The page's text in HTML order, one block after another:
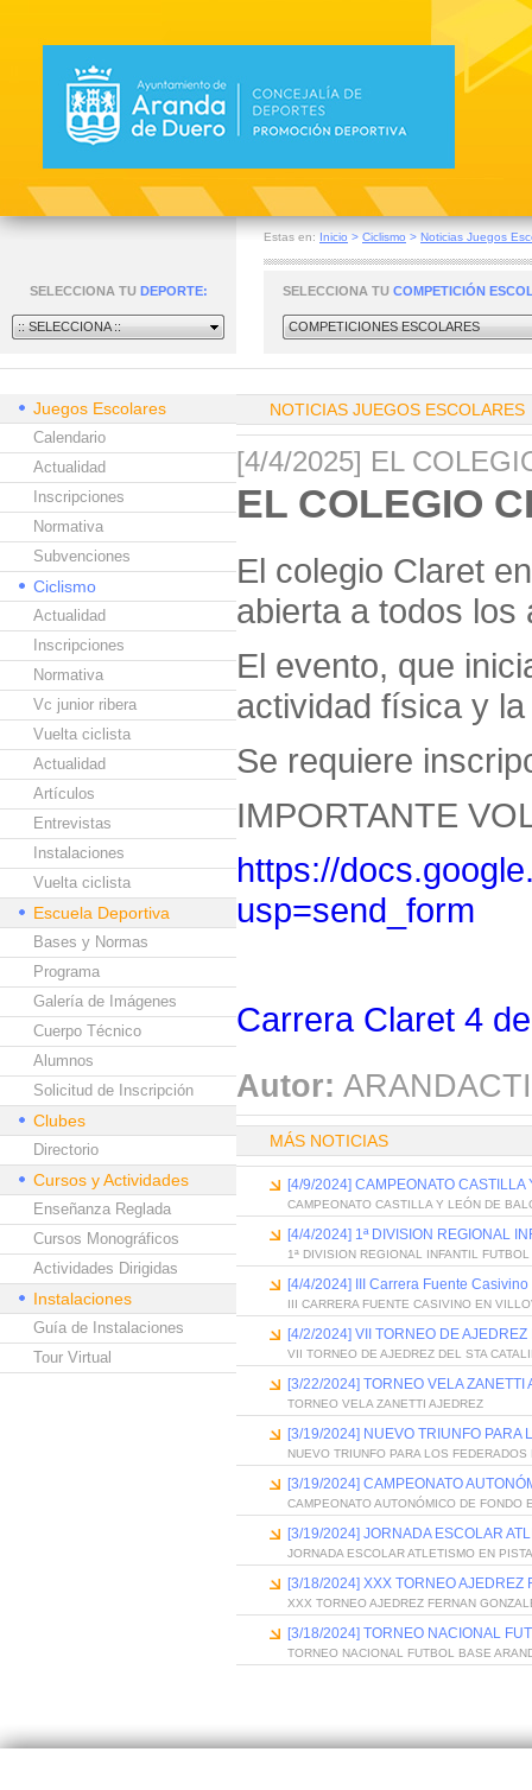
Estas en: Inicio > Ciclismo > Noticias Juegos
SELECCIONA TU DEPORTE:
:: SELECCIONA ::
SELECCIONA TU COMPETICIÓN
COMPETICIONES ESCOLARES
Juegos Escolares
Calendario
Actualidad
Inscripciones
Normativa
Subvenciones
Ciclismo
Actualidad
Inscripciones
Normativa
Vc junior ribera
Vuelta ciclista
Actualidad
Artículos
Entrevistas
Instalaciones
Vuelta ciclista
Escuela Deportiva
Bases y Normas
Programa
Galería de Imágenes
Cuerpo Técnico
Alumnos
Solicitud de Inscripción
Clubes
Directorio
Cursos y Actividades
Enseñanza Reglada
Cursos Monográficos
Actividades Dirigidas
Instalaciones
Guía de Instalaciones
Tour Virtual
NOTICIAS JUEGOS ESCOLARES
[4/4/2025] EL
EL COLEGIO
El colegio Claret
abierta a todos los
El evento, que
actividad física y
Se requiere
IMPORTANTE
https://
usp=send_form
Carrera Claret 4
Autor:
MÁS NOTICIAS
[4/9/2024] CAMPEONATO
CAMPEONATO CASTILLA Y LEÓN DE
[4/4/2024] 1ª DIVISION REGIONAL
1ª DIVISION REGIONAL INFANTIL
[4/4/2024] III Carrera Fuente
III CARRERA FUENTE CASIVINO EN
[4/2/2024] VII TORNEO DE
VII TORNEO DE AJEDREZ DEL STA
[3/22/2024] TORNEO VELA ZANETTI
TORNEO VELA ZANETTI AJEDREZ
[3/19/2024] NUEVO TRIUNFO PARA
NUEVO TRIUNFO PARA LOS FEDERADOS
[3/19/2024] CAMPEONATO
CAMPEONATO AUTONÓMICO DE FONDO
[3/19/2024] JORNADA ESCOLAR
JORNADA ESCOLAR ATLETISMO EN
[3/18/2024] XXX TORNEO AJEDREZ
XXX TORNEO AJEDREZ FERNAN
[3/18/2024] TORNEO NACIONAL
TORNEO NACIONAL FUTBOL BASE